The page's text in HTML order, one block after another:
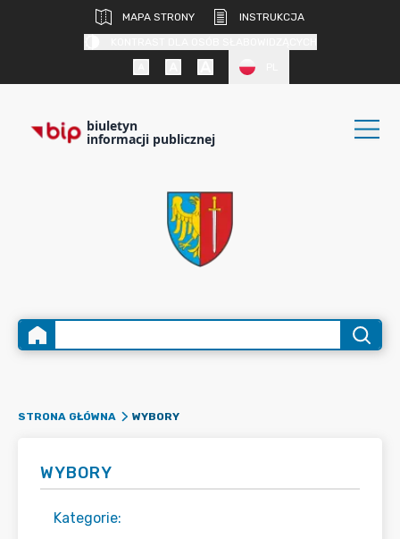
MAPA STRONY
INSTRUKCJA
biuletyn
informacji publicznej
STRONA GŁÓWNA WYBORY
WYBORY
Kategorie: